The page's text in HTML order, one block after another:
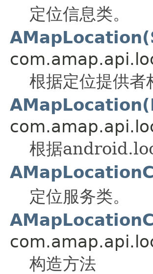
定位信息类。
根据定位提供者
根据
定位服务类。
构造方法